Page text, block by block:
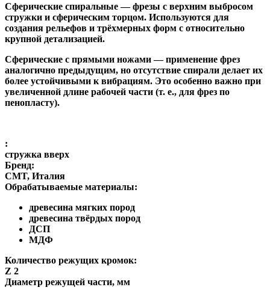
Сферические спиральные— фрезы с верхним выбросом
стружки и сферическим торцом. Используются для
создания рельефов и трёхмерных форм с относительно
крупной детализацией.
Сферические с прямыми ножами— применение фрез
аналогично предыдущим, но отсутствие спирали делает их
более устойчивыми к вибрациям. Это особенно важно при
увеличенной длине рабочей части (т. е., для фрез по
пенопласту).
:
стружка вверх
Бренд:
CMT, Италия
Обрабатываемые материалы:
древесина мягких пород
древесина твёрдых пород
ДСП
МДФ
Количество режущих кромок:
Z 2
Диаметр режущей части, мм